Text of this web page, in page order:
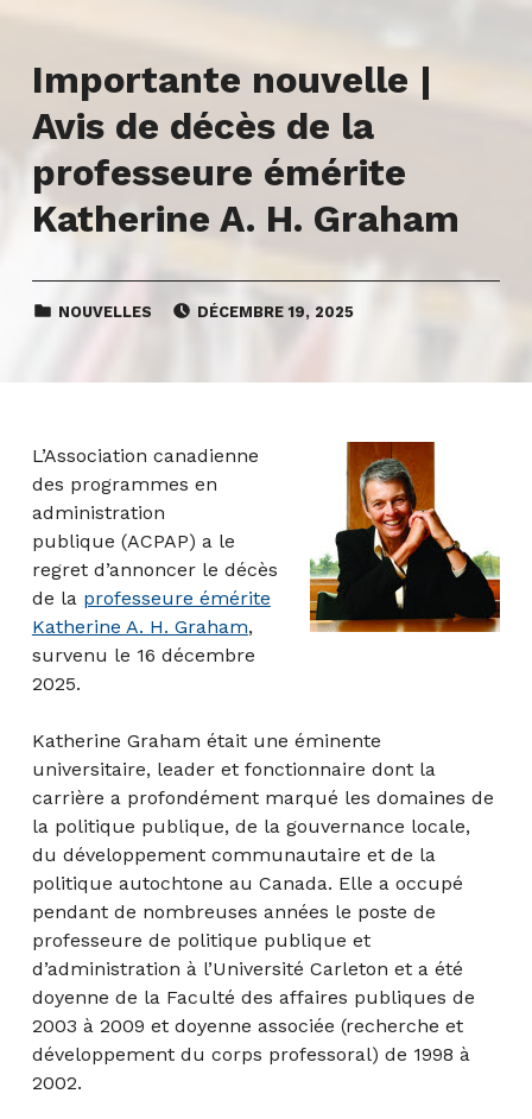
Importante nouvelle |
Avis de décès de la
professeure émérite
Katherine A. H. Graham
NOUVELLES
POSTED ON:
DÉCEMBRE 19, 2025
L’Association canadienne
des programmes en
administration
publique (ACPAP) a le
regret d’annoncer le décès
de la professeure émérite
Katherine A. H. Graham,
survenu le 16 décembre
2025.
Katherine Graham était une éminente
universitaire, leader et fonctionnaire dont la
carrière a profondément marqué les domaines de
la politique publique, de la gouvernance locale,
du développement communautaire et de la
politique autochtone au Canada. Elle a occupé
pendant de nombreuses années le poste de
professeure de politique publique et
d’administration à l’Université Carleton et a été
doyenne de la Faculté des affaires publiques de
2003 à 2009 et doyenne associée (recherche et
développement du corps professoral) de 1998 à
2002.